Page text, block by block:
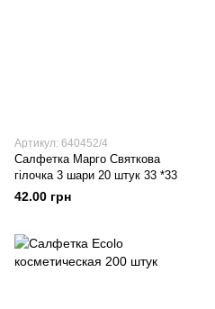
Артикул: 640452/4
Салфетка Марго Святкова
гілочка 3 шари 20 штук 33 *33
42.00 грн